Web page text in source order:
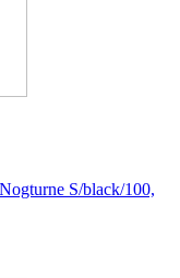
S/black/100,